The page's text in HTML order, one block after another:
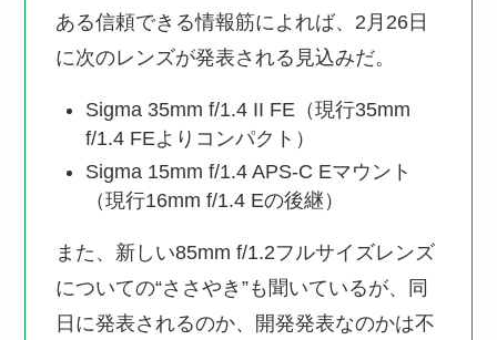
ある信頼できる情報筋によれば、2月26日
に次のレンズが発表される見込みだ。
Sigma 35mm f/1.4 II FE（現行35mm
f/1.4 FEよりコンパクト）
Sigma 15mm f/1.4 APS-C Eマウント
（現行16mm f/1.4 Eの後継）
また、新しい85mm f/1.2フルサイズレンズ
についての“ささやき”も聞いているが、同
日に発表されるのか、開発発表なのかは不